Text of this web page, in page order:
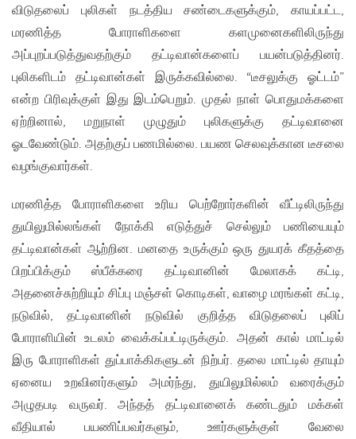
விடுதலைப் புலிகள் நடத்திய சண்டைகளுக்கும், காயப்பட்ட,
மரணித்த போராளிகளை களமுனைகளிலிருந்து
அப்புறப்படுத்துவதற்கும் தட்டிவான்களைப் பயன்படுத்தினர்.
புலிகளிடம் தட்டிவான்கள் இருக்கவில்லை. “டீசலுக்கு ஓட்டம்”
என்ற பிரிவுக்குள் இது இடம்பெறும். முதல் நாள் பொதுமக்களை
ஏற்றினால், மறுநாள் முழுதும் புலிகளுக்கு தட்டிவானை
ஓடவேண்டும். அதற்குப் பணமில்லை. பயண செலவுக்கான டீசலை
வழங்குவார்கள்.
மரணித்த போராளிகளை உரிய பெற்றோர்களின் வீட்டிலிருந்து
துயிலுமில்லங்கள் நோக்கி எடுத்துச் செல்லும் பணியையும்
தட்டிவான்கள் ஆற்றின. மனதை உருக்கும் ஒரு துயரக் கீதத்தை
பிறப்பிக்கும் ஸ்பீக்கரை தட்டிவானின் மேலாகக் கட்டி,
அதனைச்சுற்றியும் சிப்பு மஞ்சள் கொடிகள், வாழை மரங்கள் கட்டி,
நடுவில், தட்டிவானின் நடுவில் குறித்த விடுதலைப் புலிப்
போராளியின் உடலம் வைக்கப்பட்டிருக்கும். அதன் கால் மாட்டில்
இரு போராளிகள் துப்பாக்கிகளுடன் நிற்பர். தலை மாட்டில் தாயும்
ஏனைய உறவினர்களும் அமர்ந்து, துயிலுமில்லம் வரைக்கும்
அழுதபடி வருவர். அந்தத் தட்டிவானைக் கண்டதும் மக்கள்
வீதியால் பயணிப்பவர்களும், ஊர்களுக்குள் வேலை